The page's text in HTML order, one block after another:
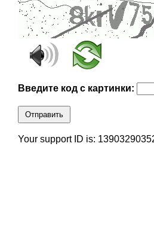
Введите код с картинки:
Отправить
Your support ID is: